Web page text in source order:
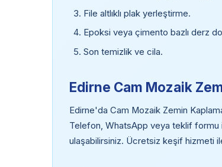
File altlıklı plak yerleştirme.
Epoksi veya çimento bazlı derz
Son temizlik ve cila.
Edirne Cam Mozaik
Edirne'da Cam Mozaik Zemin
Telefon, WhatsApp veya teklif formu
ulaşabilirsiniz. Ücretsiz keşif hizmeti